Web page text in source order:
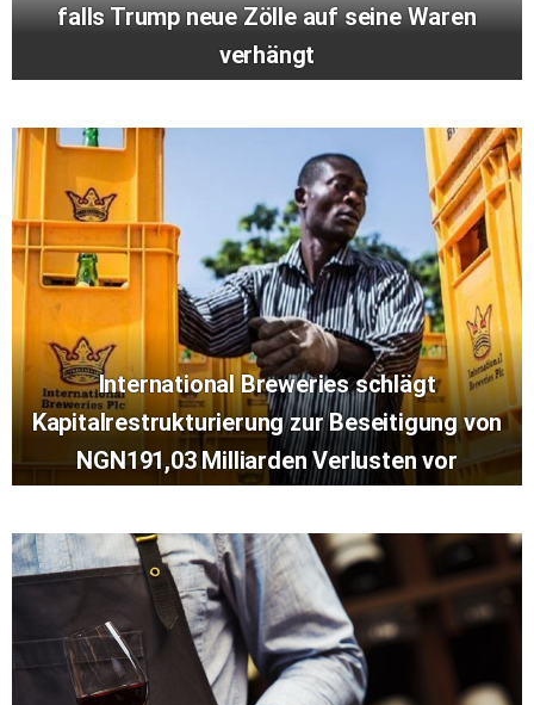
falls Trump neue Zölle auf seine Waren
verhängt
International Breweries schlägt
Kapitalrestrukturierung zur Beseitigung von
NGN191,03 Milliarden Verlusten vor